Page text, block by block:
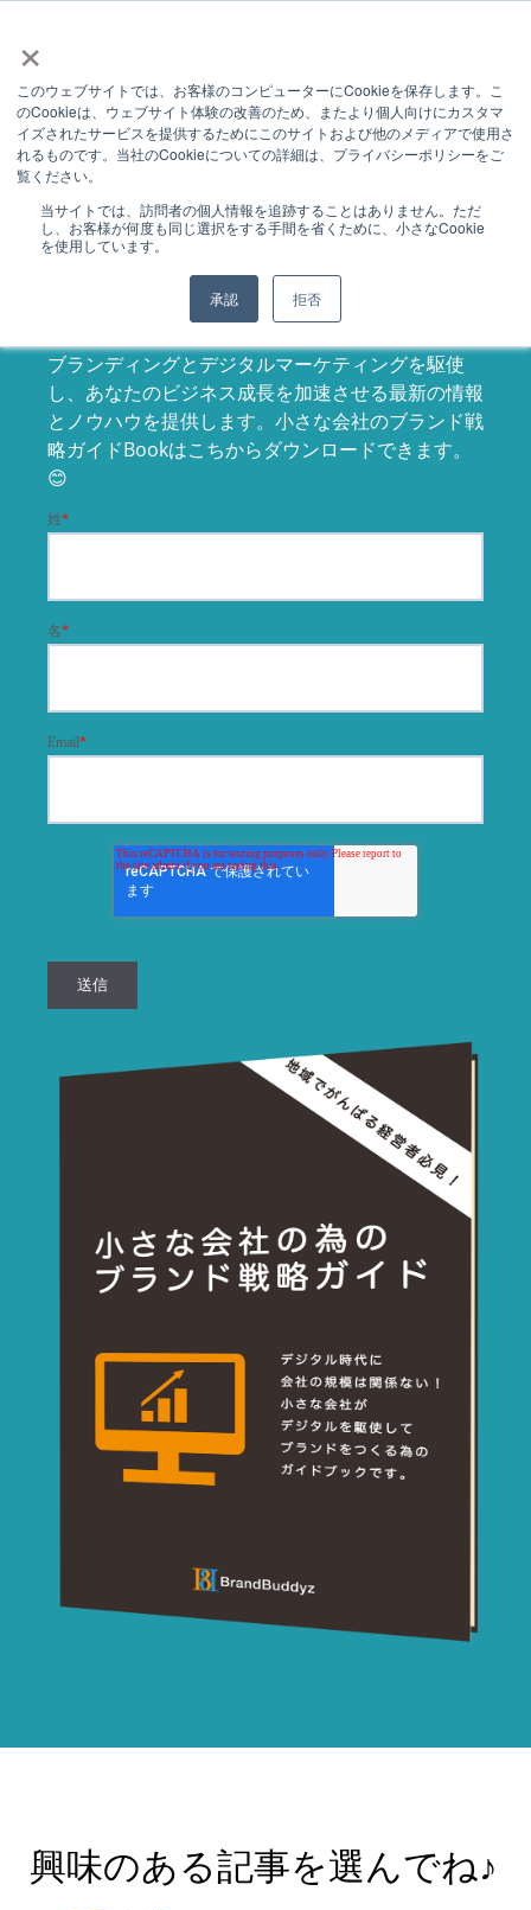
×
このウェブサイトでは、お客様のコンピューターにCookieを保存します。こ
のCookieは、ウェブサイト体験の改善のため、またより個人向けにカスタマ
イズされたサービスを提供するためにこのサイトおよび他のメディアで使用さ
れるものです。当社のCookieについての詳細は、プライバシーポリシーをご
覧ください。
当サイトでは、訪問者の個人情報を追跡することはありません。ただ
し、お客様が何度も同じ選択をする手間を省くために、小さなCookie
を使用しています。
承認 拒否
デジタルブラン
ディング！
ブランディングとデジタルマーケティングを駆使
し、あなたのビジネス成長を加速させる最新の情報
とノウハウを提供します。小さな会社のブランド戦
略ガイドBookはこちからダウンロードできます。
😊
姓*
名*
Email*
興味のある記事を選んでね♪